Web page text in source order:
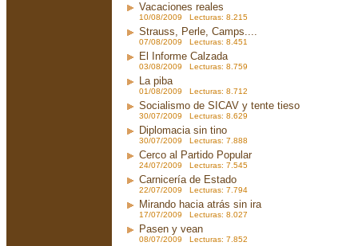
Vacaciones reales
10/08/2009 Lecturas: 8.215
Strauss, Perle, Camps....
07/08/2009 Lecturas: 8.451
El Informe Calzada
03/08/2009 Lecturas: 8.759
La piba
01/08/2009 Lecturas: 8.712
Socialismo de SICAV y tente tieso
30/07/2009 Lecturas: 8.629
Diplomacia sin tino
30/07/2009 Lecturas: 7.888
Cerco al Partido Popular
24/07/2009 Lecturas: 7.545
Carnicería de Estado
22/07/2009 Lecturas: 7.794
Mirando hacia atrás sin ira
17/07/2009 Lecturas: 8.027
Pasen y vean
08/07/2009 Lecturas: 7.852